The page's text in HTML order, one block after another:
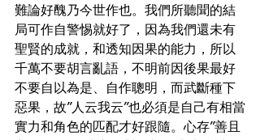
難論好醜乃今世作也。我們所聽聞的結
局可作自警惕就好了，因為我們還未有
聖賢的成就，和透知因果的能力，所以
千萬不要胡言亂語，不明前因後果最好
不要自以為是、自作聰明，而武斷種下
惡果，故”人云我云”也必須是自己有相當
實力和角色的匹配才好跟隨。心存”善且